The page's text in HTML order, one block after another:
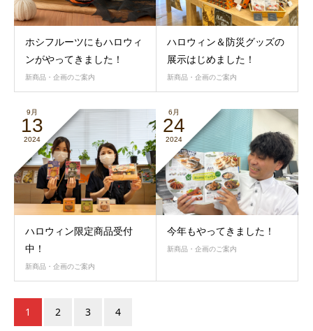
ホシフルーツにもハロウィ
ンがやってきました！
新商品・企画のご案内
ハロウィン＆防災グッズの
展示はじめました！
新商品・企画のご案内
9月
13
2024
ハロウィン限定商品受付
中！
新商品・企画のご案内
6月
24
2024
今年もやってきました！
新商品・企画のご案内
1 2 3 4